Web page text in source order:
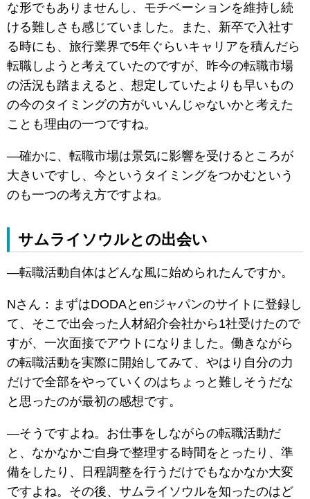
な形でもありませんし、モチベーションを維持し続
ける難しさも感じていました。また、新卒で入社す
る時にも、旅行業界で5年ぐらいキャリアを積んだら
転職しようと考えていたのですが、昨今の転職市場
の活況も踏まえると、想定していたよりも早いもの
の今のタイミングの方がいいんじゃないかと考えた
ことも理由の一つですね。
―確かに、転職市場は景気に影響を受けるところが
大きいですし、今というタイミングをつかむという
のも一つの考え方ですよね。
サムライソウルとの出会い
―転職活動自体はどんな風に始められたんですか。
Nさん：まずはDODAとenジャパンのサイトに登録し
て、そこで出会った人材紹介会社から1社受けたので
すが、一次面接でアウトになりました。働きながら
の転職活動を実際に開始してみて、やはり自分の力
だけで全部をやっていくのはちょっと難しそうだな
と思ったのが最初の感想です。
―そうですよね。お仕事をしながらの転職活動だ
と、なかなかご自身で整理する時間をとったり、準
備をしたり、日程調整を行うだけでもなかなか大変
ですよね。その後、サムライソウルを知ったのはど